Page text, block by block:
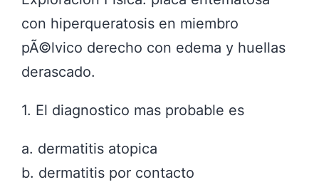
con hiperqueratosis en miembro
pÃ©lvico derecho con edema y huellas
derascado.
1. El diagnostico mas probable es
a. dermatitis atopica
b. dermatitis por contacto